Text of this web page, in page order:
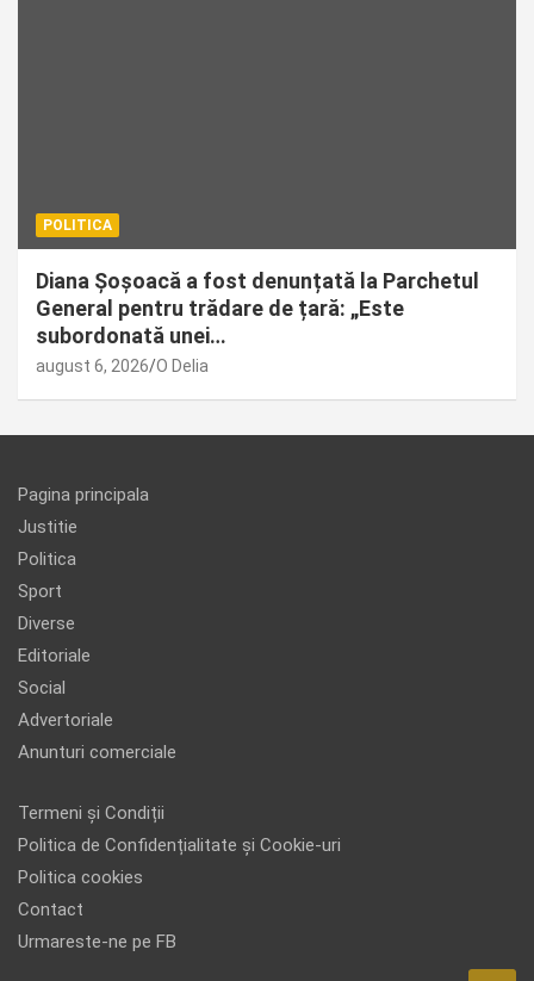
POLITICA
Diana Șoșoacă a fost denunțată la Parchetul
General pentru trădare de țară: „Este
subordonată unei…
august 6, 2026 O Delia
Pagina principala
Justitie
Politica
Sport
Diverse
Editoriale
Social
Advertoriale
Anunturi comerciale
Termeni și Condiții
Politica de Confidențialitate și Cookie-uri
Politica cookies
Contact
Urmareste-ne pe FB